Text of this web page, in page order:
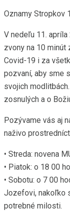
Oznamy Stropkov
V nedeľu 11.
zvony na 10 minút
Covid-19 i za
pozvaní, aby sme
svojich
zosnulých a o
Pozývame vás aj
naživo
• Streda: novena
• Piatok: o 18 00
• Sobotu: o 7 00
Jozefovi, nakoľko
potrebné milosti.